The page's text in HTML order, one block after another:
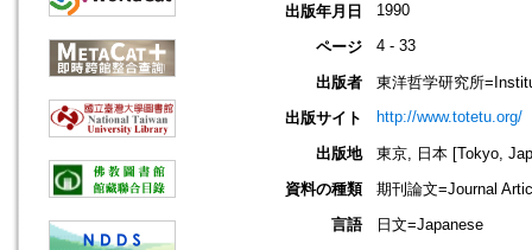
出版年月日 1990
ページ 4 - 33
出版者
東洋哲学研究所
出版サイト
http://www.totetu.org/
出版地
東京, 日本 [Tokyo,
資料の種類
期刊論文=Journal
言語
日文=Japanese